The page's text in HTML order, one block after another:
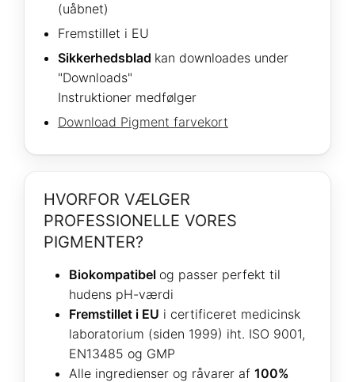
(uåbnet)
Fremstillet i EU
Sikkerhedsblad kan downloades under
"Downloads"
Instruktioner medfølger
Download Pigment farvekort
HVORFOR VÆLGER
PROFESSIONELLE VORES
PIGMENTER?
Biokompatibel og passer perfekt til
hudens pH-værdi
Fremstillet i EU i certificeret medicinsk
laboratorium (siden 1999) iht. ISO 9001,
EN13485 og GMP
Alle ingredienser og råvarer af 100%